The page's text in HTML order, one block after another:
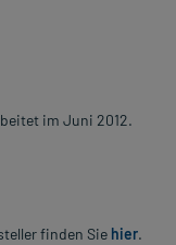
im Juni 2012.
finden Sie hier.